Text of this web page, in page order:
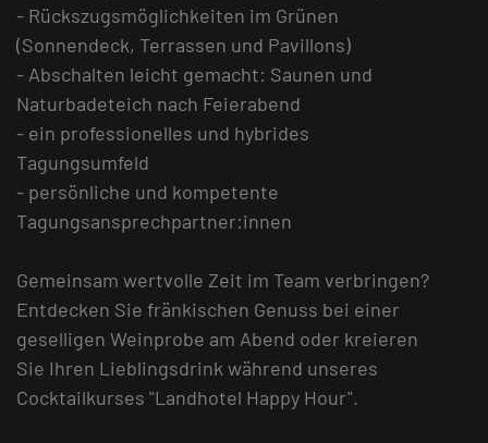
- Rückszugsmöglichkeiten im Grünen
(Sonnendeck, Terrassen und Pavillons)
- Abschalten leicht gemacht: Saunen und
Naturbadeteich nach Feierabend
- ein professionelles und hybrides
Tagungsumfeld
- persönliche und kompetente
Tagungsansprechpartner:innen
Gemeinsam wertvolle Zeit im Team verbringen?
Entdecken Sie fränkischen Genuss bei einer
geselligen Weinprobe am Abend oder kreieren
Sie Ihren Lieblingsdrink während unseres
Cocktailkurses "Landhotel Happy Hour".